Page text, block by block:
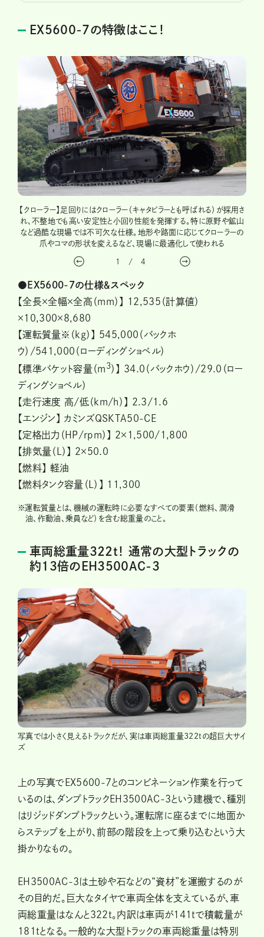
EX5600-7の特徴はここ！
【クローラー】足回りにはクローラー（キャタピラーとも呼ばれる）が採用さ
れ、不整地でも高い安定性と小回り性能を発揮する。特に原野や鉱山
など過酷な現場では不可欠な仕様。地形や路面に応じてクローラーの
爪やコマの形状を変えるなど、現場に最適化して使われる
1 / 4
●EX5600-7の仕様＆スペック
【全長×全幅×全高（mm）】 12,535（計算値）
×10,300×8,680
【運転質量※（kg）】 545,000（バックホ
ウ）/541,000（ローディングショベル）
【標準バケット容量（m 3）】 34.0（バックホウ）/29.0（ロー
ディングショベル）
【走行速度 高/低（km/h）】 2.3/1.6
【エンジン】 カミンズQSKTA50-CE
【定格出力（HP/rpm）】 2×1,500/1,800
【排気量（L）】 2×50.0
【燃料】 軽油
【燃料タンク容量（L）】 11,300
※運転質量とは、機械の運転時に必要なすべての要素（燃料、潤滑
油、作動油、乗員など）を含む総重量のこと。
車両総重量322t！ 通常の大型トラックの
約13倍のEH3500AC-3
写真では小さく見えるトラックだが、実は車両総重量322tの超巨大サイ
ズ
上の写真でEX5600-7とのコンビネーション作業を行って
いるのは、ダンプトラックEH3500AC-3という建機で、種別
はリジッドダンプトラックという。運転席に座るまでに地面か
らステップを上がり、前部の階段を上って乗り込むという大
掛かりなもの。
EH3500AC-3は土砂や石などの“資材”を運搬するのが
その目的だ。巨大なタイヤで車両全体を支えているが、車
両総重量はなんと322t。内訳は車両が141tで積載量が
181tとなる。一般的な大型トラックの車両総重量は特別